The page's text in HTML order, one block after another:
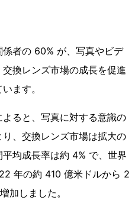
者の 60% が、写真やビデ
換レンズ市場の成長を促進
ます。
ると、写真に対する意識の
、交換レンズ市場は拡大の
均成長率は約 4% で、世界
年の約 410 億米ドルから 2
加しました。